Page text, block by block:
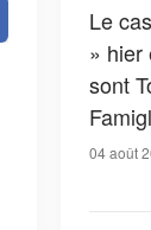
Le
» hier
sont
04 août